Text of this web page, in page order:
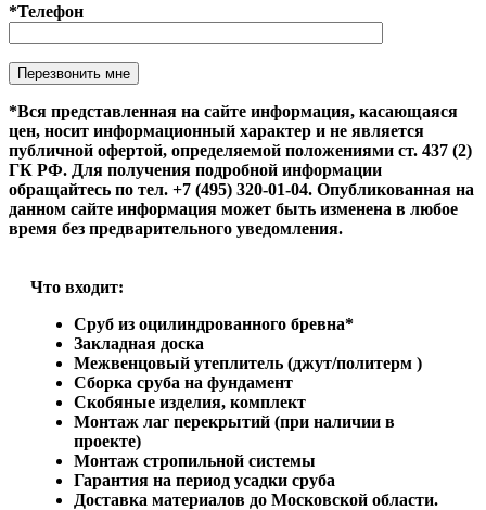
*Телефон
Оставьте это поле пустым.
*Вся представленная на сайте информация, касающаяся
цен, носит информационный характер и не является
публичной офертой, определяемой положениями ст. 437 (2)
ГК РФ. Для получения подробной информации
обращайтесь по тел. +7 (495) 320-01-04. Опубликованная на
данном сайте информация может быть изменена в любое
время без предварительного уведомления.
Что входит:
Сруб из оцилиндрованного бревна*
Закладная доска
Межвенцовый утеплитель (джут/политерм )
Сборка сруба на фундамент
Скобяные изделия, комплект
Монтаж лаг перекрытий (при наличии в
проекте)
Монтаж стропильной системы
Гарантия на период усадки сруба
Доставка материалов до Московской области.